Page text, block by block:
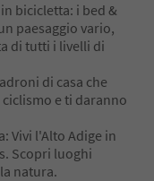
bicicletta: i bed &
paesaggio vario,
di tutti i livelli di
di casa che
e ti daranno
Vivi l'Alto Adige in
Scopri luoghi
natura.